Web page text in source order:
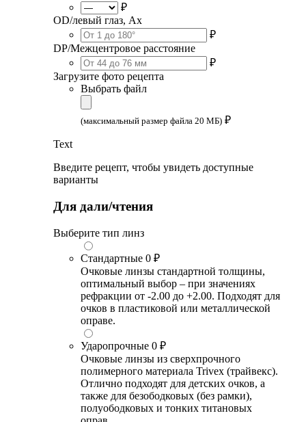
₽
OD/левый глаз, Ax
₽
DP/Межцентровое расстояние
₽
Загрузите фото рецепта
Выбрать файл
(максимальный размер файла 20 МБ) ₽
Text
Введите рецепт, чтобы увидеть доступные
варианты
Для дали/чтения
Выберите тип линз
Стандартные 0 ₽
Очковые линзы стандартной толщины,
оптимальный выбор – при значениях
рефракции от -2.00 до +2.00. Подходят для
очков в пластиковой или металлической
оправе.
Ударопрочные 0 ₽
Очковые линзы из сверхпрочного
полимерного материала Trivex (трайвекс).
Отлично подходят для детских очков, а
также для безободковых (без рамки),
полуободковых и тонких титановых